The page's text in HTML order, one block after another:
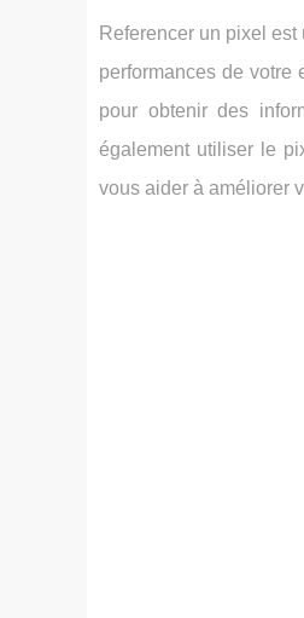
Referencer un pixel
performances de votre
pour obtenir des
également utiliser le
vous aider à améliorer